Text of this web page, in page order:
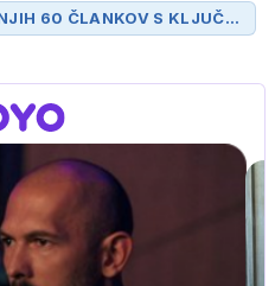
60 ČLANKOV S KLJUČN